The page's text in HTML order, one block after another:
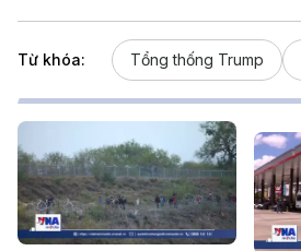
Từ khóa: Tổng thống Trump